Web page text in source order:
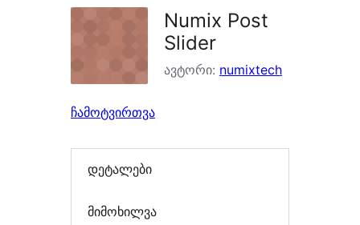
Numix Post
Slider
ავტორი: numixtech
ჩამოტვირთვა
დეტალები
მიმოხილვა